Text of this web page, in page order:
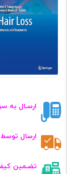
ارسـال به
ارسال
تضـمین